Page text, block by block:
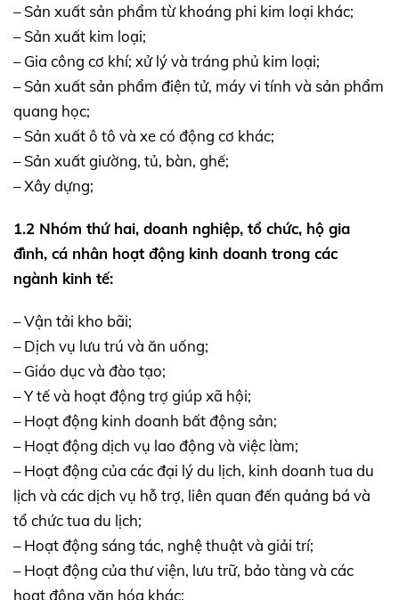
– Sản xuất sản phẩm từ khoáng phi kim loại khác;
– Sản xuất kim loại;
– Gia công cơ khí; xử lý và tráng phủ kim loại;
– Sản xuất sản phẩm điện tử, máy vi tính và sản phẩm
quang học;
– Sản xuất ô tô và xe có động cơ khác;
– Sản xuất giường, tủ, bàn, ghế;
– Xây dựng;
1.2 Nhóm thứ hai, doanh nghiệp, tổ chức, hộ gia
đình, cá nhân hoạt động kinh doanh trong các
ngành kinh tế:
– Vận tải kho bãi;
– Dịch vụ lưu trú và ăn uống;
– Giáo dục và đào tạo;
– Y tế và hoạt động trợ giúp xã hội;
– Hoạt động kinh doanh bất động sản;
– Hoạt động dịch vụ lao động và việc làm;
– Hoạt động của các đại lý du lịch, kinh doanh tua du
lịch và các dịch vụ hỗ trợ, liên quan đến quảng bá và
tổ chức tua du lịch;
– Hoạt động sáng tác, nghệ thuật và giải trí;
– Hoạt động của thư viện, lưu trữ, bảo tàng và các
hoạt động văn hóa khác;